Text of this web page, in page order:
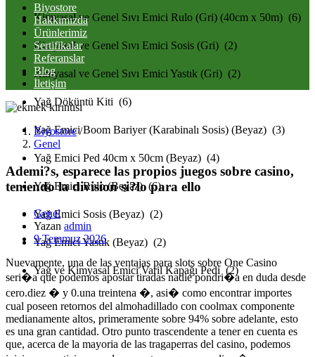
Kimyasal ve Genel Sıvı Emici Rulo (Gri) (40cm x 50m) (6)
Kimyasal ve Genel Sıvı Emici Sosis (Gri) (2)
Kimyasal ve Genel Sıvı Emici Yastık (Gri) (2)
Yağ Döküntü Kiti (6)
Yağ Emici Boom Bariyer (Karabinalı Sosis) (Beyaz) (3)
Yağ Emici Ped 40cm x 50cm (Beyaz) (4)
Yağ Emici Rulo (Beyaz) (6)
Yağ Emici Sosis (Beyaz) (2)
Yağ Emici Yastık (Beyaz) (2)
Yağ ve Kimyasal Emici Varil Kapağı Pedi (2)
Biyostore
Hakkımızda
Ürünlerimiz
Sertifikalar
Referanslar
Blog
İletişim
Biyostore/
Genel
Ademi?s, esparece las propios juegos sobre casino,
teniendo la division si?lo para ello
Genel
Yazan admin
Posted
9 Temmuz 2026
Nuevamente, una de las ventajas para slots sobre One Casino
seri�a que podemos apostar tiradas nadie pondri�a en duda desde
cero.diez � y 0.una treintena �, asi� como encontrar importes
cual poseen retornos del almohadillado con coolmax componente
medianamente altos, primeramente sobre 94% sobre adelante, esto
es una gran cantidad. Otro punto trascendente a tener en cuenta es
que, acerca de la mayoria de las tragaperras del casino, podemos